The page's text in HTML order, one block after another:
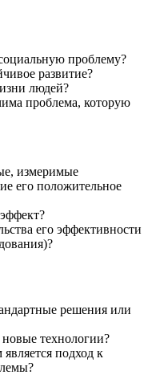
проблему?
развитие?
людей?
проблема, которую
измеримые
его положительное
его эффективности
решения или
технологии?
подход к